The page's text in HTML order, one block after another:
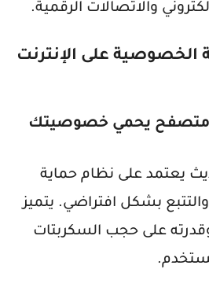
والاتصالات الرقمية.
الخصوصية على الإنترنت
متصفح يحمي خصوصيتك
يعتمد على نظام حماية
بشكل افتراضي. يتميز
على حجب السكربتات